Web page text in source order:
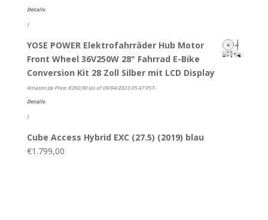
Details
)
YOSE POWER Elektrofahrräder Hub Motor
Front Wheel 36V250W 28" Fahrrad E-Bike
Conversion Kit 28 Zoll Silber mit LCD Display
Amazon.de Price:€260,90(as of 09/04/2023 05:47 PST-
Details
)
Cube Access Hybrid EXC (27.5) (2019) blau
€1.799,00